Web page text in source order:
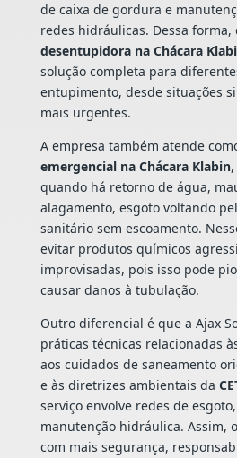
de caixa de gordura e
redes hidráulicas. Dessa forma,
desentupidora na Chácara
solução completa para
entupimento, desde situações
mais urgentes.
A empresa também atende
emergencial na Chácara Klabin
quando há retorno de água,
alagamento, esgoto voltando
sanitário sem escoamento.
evitar produtos químicos
improvisadas, pois isso pode
causar danos à tubulação.
Outro diferencial é que a Ajax
práticas técnicas relacionadas
aos cuidados de saneamento
e às diretrizes ambientais da
serviço envolve redes de
manutenção hidráulica. Assim,
com mais segurança,